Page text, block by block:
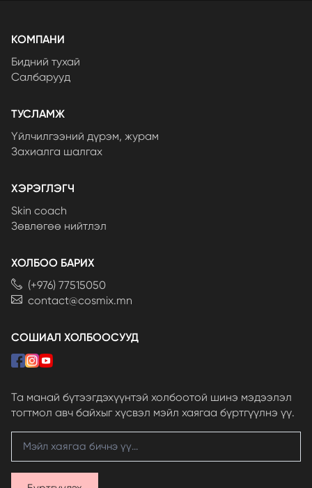
КОМПАНИ
Бидний тухай
Салбарууд
ТУСЛАМЖ
Үйлчилгээний дүрэм, журам
Захиалга шалгах
ХЭРЭГЛЭГЧ
Skin coach
Зөвлөгөө нийтлэл
ХОЛБОО БАРИХ
(+976) 77515050
contact@cosmix.mn
СОШИАЛ ХОЛБООСУУД
Та манай бүтээгдэхүүнтэй холбоотой шинэ мэдээлэл
тогтмол авч байхыг хүсвэл мэйл хаягаа бүртгүүлнэ үү.